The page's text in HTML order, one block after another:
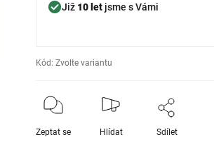
Již 10 letjsme s Vámi
Kód: Zvolte variantu
Zeptat se Hlídat Sdílet